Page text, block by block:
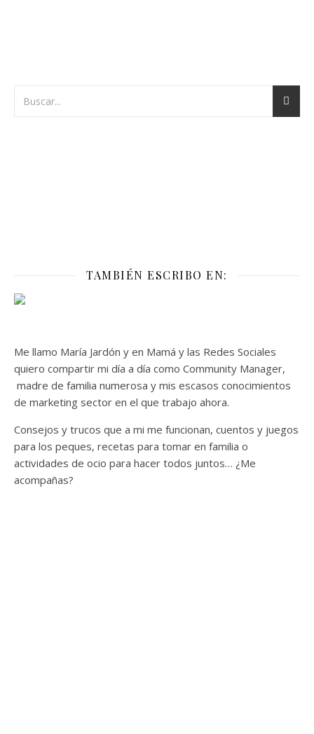
TAMBIÉN ESCRIBO EN:
Me llamo María Jardón y en Mamá y las Redes Sociales
quiero compartir mi día a día como Community Manager,
madre de familia numerosa y mis escasos conocimientos
de marketing sector en el que trabajo ahora.
Consejos y trucos que a mi me funcionan, cuentos y juegos
para los peques, recetas para tomar en familia o
actividades de ocio para hacer todos juntos… ¿Me
acompañas?